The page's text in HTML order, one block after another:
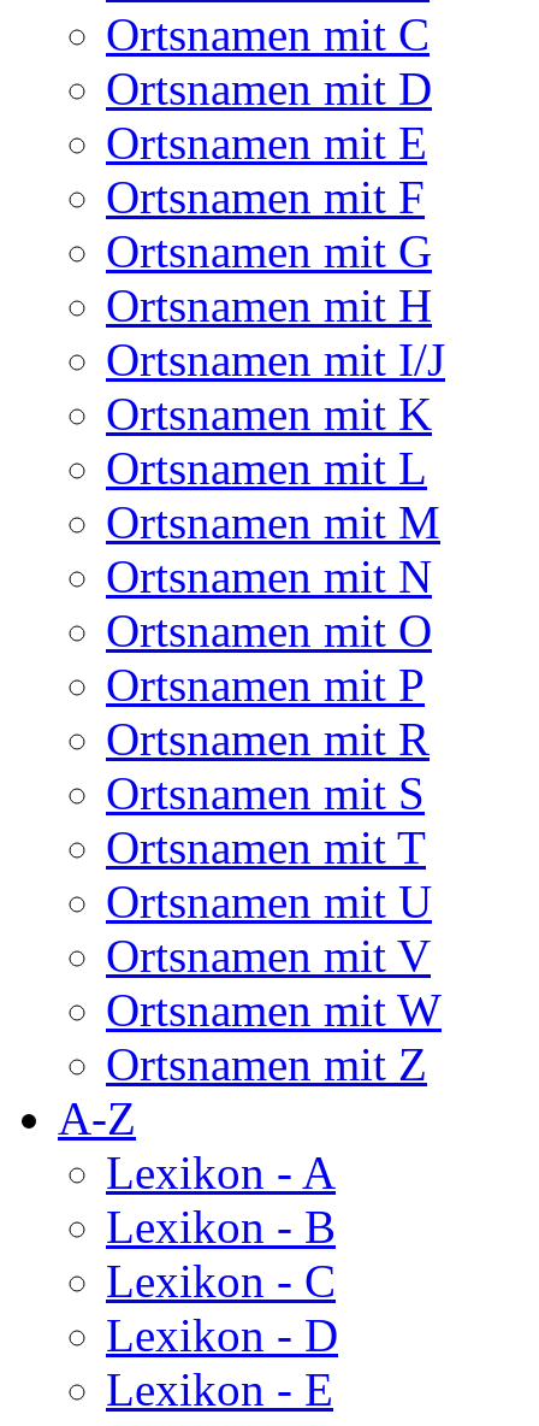
Ortsnamen mit C
Ortsnamen mit D
Ortsnamen mit E
Ortsnamen mit F
Ortsnamen mit G
Ortsnamen mit H
Ortsnamen mit I/J
Ortsnamen mit K
Ortsnamen mit L
Ortsnamen mit M
Ortsnamen mit N
Ortsnamen mit O
Ortsnamen mit P
Ortsnamen mit R
Ortsnamen mit S
Ortsnamen mit T
Ortsnamen mit U
Ortsnamen mit V
Ortsnamen mit W
Ortsnamen mit Z
A-Z
Lexikon - A
Lexikon - B
Lexikon - C
Lexikon - D
Lexikon - E